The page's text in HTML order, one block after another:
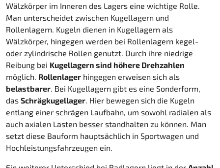
Wälzkörper im Inneren des Lagers eine wichtige Rolle.
Man unterscheidet zwischen Kugellagern und
Rollenlagern. Kugeln dienen in Kugellagern als
Wälzkörper, hingegen werden bei Rollenlagern kegel-
oder zylindrische Rollen genutzt. Durch ihre niedrige
Reibung bei Kugellagern sind höhere Drehzahlen
möglich. Rollenlager hingegen erweisen sich als
belastbarer . Bei Kugellagern gibt es eine Sonderform,
das Schrägkugellager . Hier bewegen sich die Kugeln
entlang einer schrägen Laufbahn, um sowohl radialen als
auch axialen Lasten besser standhalten zu können. Man
setzt diese Bauform hauptsächlich in Sportwagen und
Hochleistungsfahrzeugen ein.